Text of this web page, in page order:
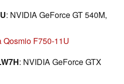
: NVIDIA GeForce GT 540M,
Qosmio F750-11U
: NVIDIA GeForce GTX